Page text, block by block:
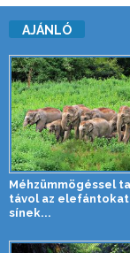
AJÁNLÓ
Méhzümmögéssel
távol az elefántokat
sínek...